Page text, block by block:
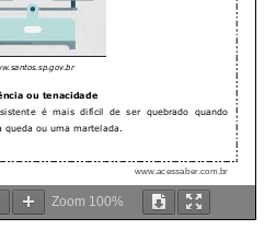
Zoom 100%